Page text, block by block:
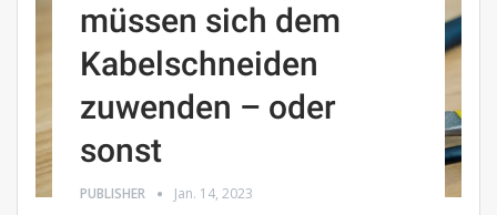
müssen sich dem
Kabelschneiden
zuwenden – oder
sonst
PUBLISHER Jan. 14, 2023